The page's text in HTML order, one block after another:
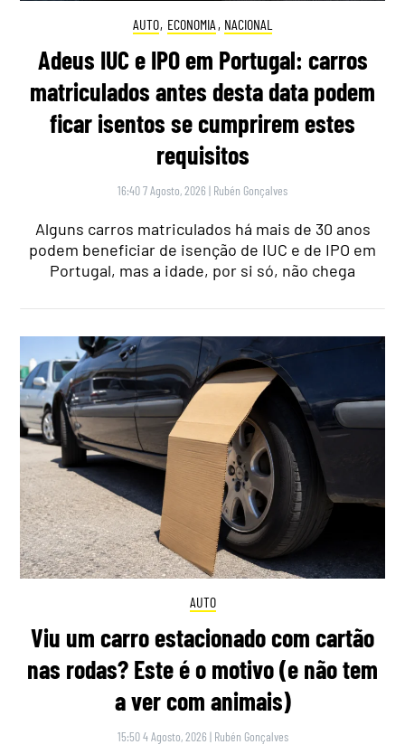
AUTO, ECONOMIA , NACIONAL
Adeus IUC e IPO em Portugal: carros
matriculados antes desta data podem
ficar isentos se cumprirem estes
requisitos
16:40 7 Agosto, 2026 | Rubén Gonçalves
Alguns carros matriculados há mais de 30 anos
podem beneficiar de isenção de IUC e de IPO em
Portugal, mas a idade, por si só, não chega
AUTO
Viu um carro estacionado com cartão
nas rodas? Este é o motivo (e não tem
a ver com animais)
15:50 4 Agosto, 2026 | Rubén Gonçalves